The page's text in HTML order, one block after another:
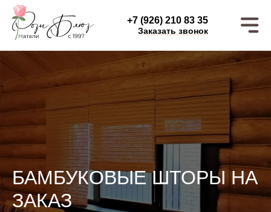
+7 (926) 210 83 35
Заказать звонок
БАМБУКОВЫЕ ШТОРЫ НА
ЗАКАЗ